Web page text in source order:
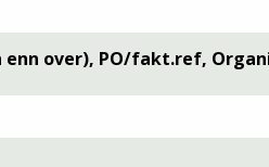
enn over), PO/fakt.ref,